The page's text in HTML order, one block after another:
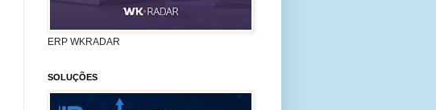
ERP WKRADAR
SOLUÇÕES